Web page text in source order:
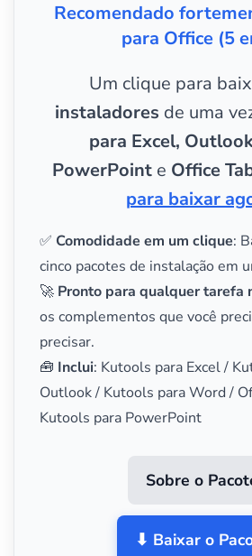
Recomendado
para Office (5
Um clique para
instaladores de uma
para Excel,
PowerPointe Office
para baixar
✅ Comodidade em um clique:
cinco pacotes de instalação em
🚀 Pronto para qualquer tarefa
os complementos que você
precisar.
🧰 Inclui: Kutools para Excel /
Outlook / Kutools para Word /
Kutools para PowerPoint
Sobre o
⬇ Baixar o